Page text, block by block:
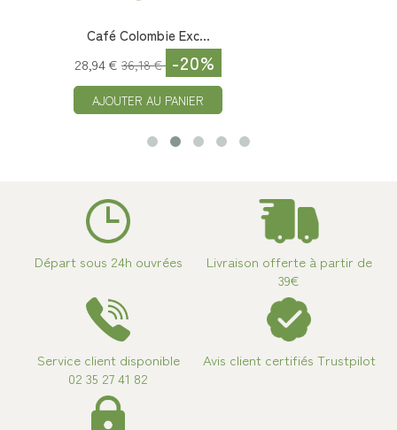
Café Colombie Exc...
36,18 € -20%
AJOUTER AU PANIER
Départ sous 24h ouvrées
Livraison offerte à partir de
39€
Service client disponible
02 35 27 41 82
Avis client certifiés Trustpilot